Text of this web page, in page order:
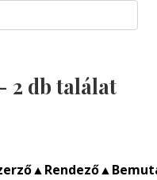
2 db találat
▲Rendező▲